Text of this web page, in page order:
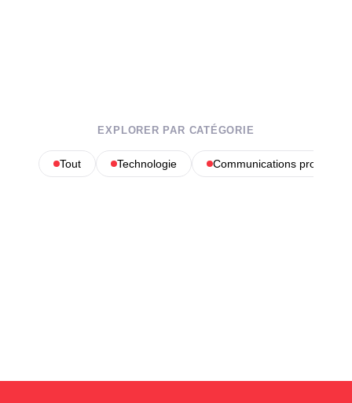
EXPLORER PAR CATÉGORIE
Tout Technologie Communications